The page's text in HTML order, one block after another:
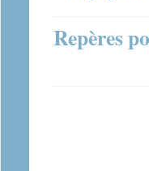
Repères